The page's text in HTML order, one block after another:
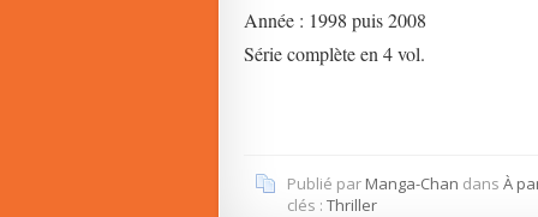
Année : 1998 puis 2008
Série complète en 4 vol.
Publié par Manga-Chan dans À
clés : Thriller